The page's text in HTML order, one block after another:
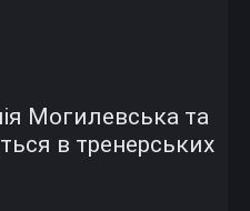
Могилевська та
в тренерських